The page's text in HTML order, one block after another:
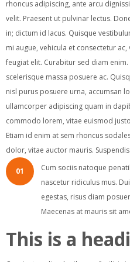
rhoncus adipiscing, ante arcu
velit. Praesent ut pulvinar lectus.
in; dictum id lacus. Quisque
mi augue, vehicula et consectetur
feugiat elit. Curabitur sed diam enim.
scelerisque massa posuere ac.
nisl purus posuere urna, accumsan
ullamcorper adipiscing quam in
commodo lorem, vitae euismod
Etiam id enim at sem rhoncus
dolor, vitae auctor mauris.
01
Cum sociis natoque
nascetur ridiculus mus.
egestas, risus diam
Maecenas at mauris sit
This is a